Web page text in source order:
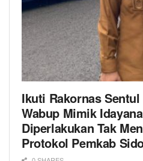
Ikuti Rakornas
Wabup Mimik Idayana
Diperlakukan Tak
Protokol Pemkab